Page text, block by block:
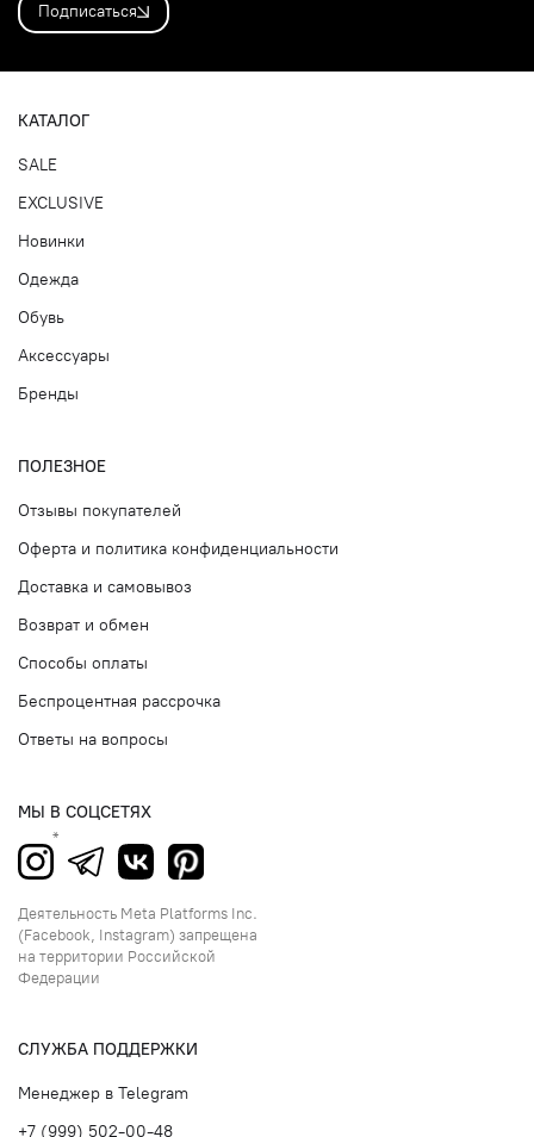
Подписаться
КАТАЛОГ
SALE
EXCLUSIVE
Новинки
Одежда
Обувь
Аксессуары
Бренды
ПОЛЕЗНОЕ
Отзывы покупателей
Оферта и политика конфиденциальности
Доставка и самовывоз
Возврат и обмен
Способы оплаты
Беспроцентная рассрочка
Ответы на вопросы
МЫ В СОЦСЕТЯХ
Деятельность Meta Platforms Inc.
(Facebook, Instagram) запрещена
на территории Российской
Федерации
СЛУЖБА ПОДДЕРЖКИ
Менеджер в Telegram
+7 (999) 502-00-48